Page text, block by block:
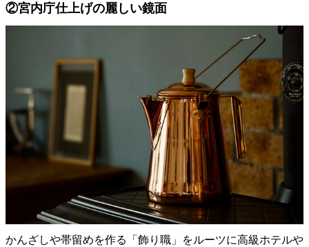
②宮内庁仕上げの麗しい鏡面
かんざしや帯留めを作る「飾り職」をルーツに高級ホテルや